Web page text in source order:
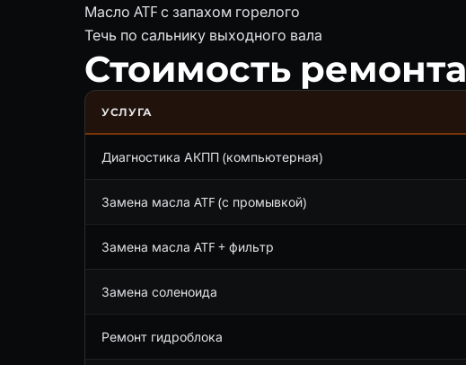
Масло ATF с запахом горелого
Течь по сальнику выходного вала
Стоимость
УСЛУГА
Диагностика АКПП (компьютерная)
Замена масла ATF (с промывкой)
Замена масла ATF + фильтр
Замена соленоида
Ремонт гидроблока